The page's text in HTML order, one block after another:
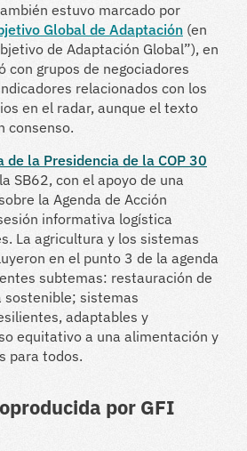
estuvo marcado por
Global de Adaptación (en
de Adaptación Global”), en
con grupos de negociadores
relacionados con los
en el radar, aunque el texto
consenso.
de la Presidencia de la COP 30
SB62, con el apoyo de una
la Agenda de Acción
informativa logística
La agricultura y los sistemas
en el punto 3 de la agenda
subtemas: restauración de
sistemas
adaptables y
equitativo a una alimentación y
para todos.
por GFI